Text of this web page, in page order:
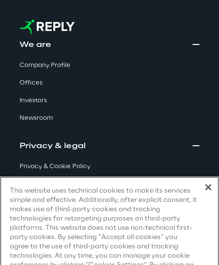
the Gartner® Magic Quadrant™
Insights & Labs
Insights & Labs
Labs
Area 360
We are
Company Profile
Offices
Investors
Newsroom
Privacy & legal
Privacy & Cookie Policy
Privacy Notice(Candidate)
Privacy Notice(Client)
Privacy Notice(Supplier)
Privacy Notice(Marketing)
This website uses technical cookies to make its services
simple and effective. Additionally, after explicit consent, it
makes use of third-party cookies and tracking
technologies for retargeting purposes on third-party
platforms. This website does not use non-technical first-
party cookies. By selecting “Accept all cookies” you
agree to the use of third-party cookies and tracking
technologies. At any time, you can manage your cookie